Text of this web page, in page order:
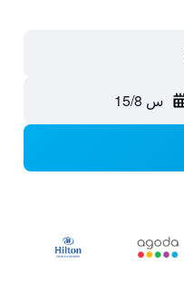
س 15/8